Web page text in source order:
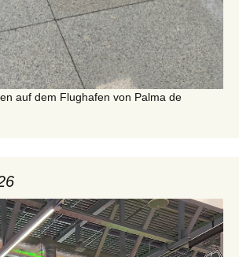
auf dem Flughafen von Palma de